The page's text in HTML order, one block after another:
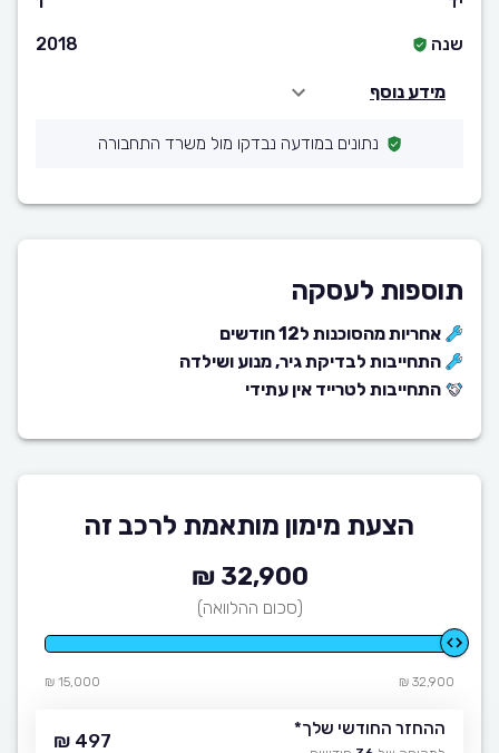
שנה
2018
מידע נוסף
נתונים במודעה נבדקו מול משרד התחבורה
תוספות לעסקה
אחריות מהסוכנות ל12 חודשים
התחייבות לבדיקת גיר, מנוע ושילדה
התחייבות לטרייד אין עתידי
הצעת מימון מותאמת לרכב זה
32,900 ₪
(סכום ההלוואה)
32,900 ₪
15,000 ₪
ההחזר החודשי שלך*
497 ₪